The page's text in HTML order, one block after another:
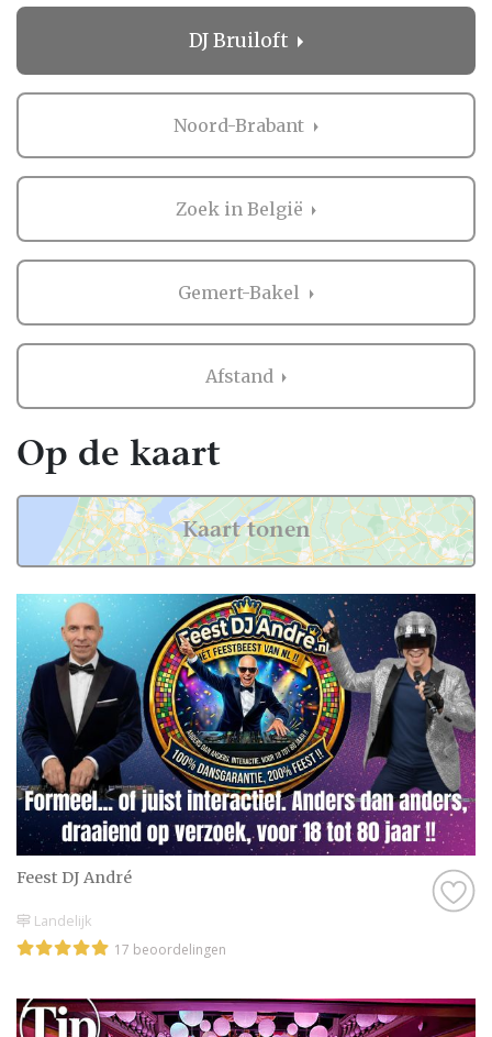
in Gemert-Bakel weet precies hoe hij een
feestavond kan omvormen tot een
onvergetelijke belevenis. Daarbij maken
steeds meer bruidsparen gebruik van
speciale effecten die extra impact geven aan
belangrijke momenten. Denk aan een
spectaculaire openingsdans met een
rookvloer, sfeervolle lichteffecten of een
feestelijk confettimoment wanneer de avond
zijn hoogtepunt bereikt. Wie een DJ huren
voor een bruiloft wil, kiest voor een feest dat
indruk maakt.
Veel bruidsparen vinden het prettig om een
DJ eerst live te zien draaien voordat zij een
keuze maken. In Gemert-Bakel zijn DJ’s
regelmatig actief tijdens evenementen op de
Markt in Gemert, bij activiteiten rond De
Eendracht en tijdens de bekende kermissen
en dorpsfeesten in onder andere Bakel en De
zomeractiviteiten laten zij zien hoe zij sfeer
creëren en een dansvloer gevuld houden. Die
ervaring nemen zij mee wanneer zij
optreden als DJ voor jullie bruiloft of als DJ
op jullie trouwfeest.
Een professionele allround DJ voelt haarfijn
aan wanneer het tijd is voor rustige muziek,
herkenbare klassiekers of energieke
dansnummers. Laat je inspireren door het
aanbod van bruiloft DJ’s in Gemert-Bakel en
DJ Bruiloft
Noord-Brabant
Zoek in België
Gemert-Bakel
Afstand
Feest DJ André
Landelijk
17 beoordelingen
Op de kaart
Kaart tonen